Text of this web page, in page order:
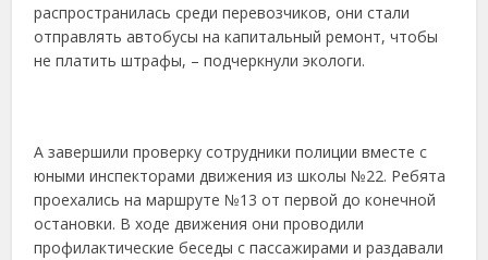
распространилась среди перевозчиков, они стали
отправлять автобусы на капитальный ремонт, чтобы
не платить штрафы, – подчеркнули экологи.
А завершили проверку сотрудники полиции вместе с
юными инспекторами движения из школы №22. Ребята
проехались на маршруте №13 от первой до конечной
остановки. В ходе движения они проводили
профилактические беседы с пассажирами и раздавали